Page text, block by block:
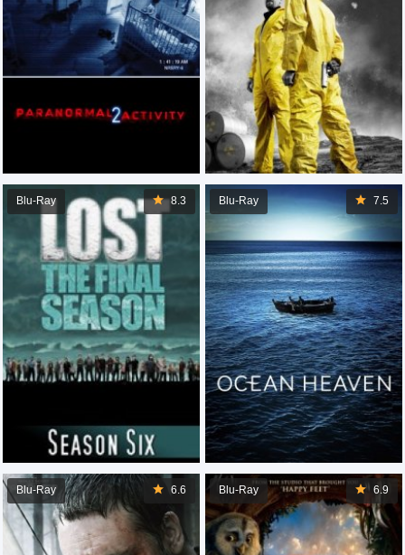
7.5
Blu-Ray
8.3
Blu-Ray
6.9
Blu-Ray
6.6
Blu-Ray